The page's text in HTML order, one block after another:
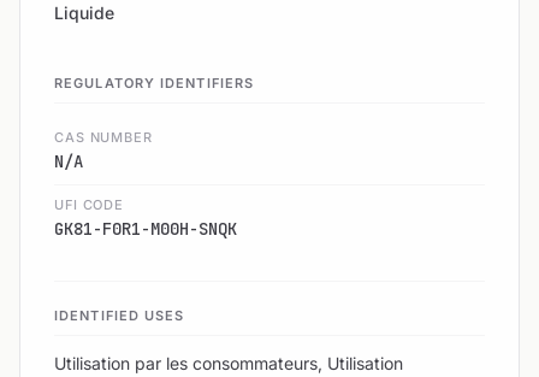
Liquide
REGULATORY IDENTIFIERS
CAS NUMBER
N/A
UFI CODE
GK81-F0R1-M00H-SNQK
IDENTIFIED USES
Utilisation par les consommateurs, Utilisation